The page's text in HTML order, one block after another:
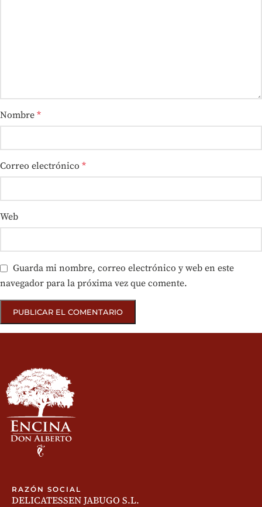
Nombre *
Correo electrónico *
Web
Guarda mi nombre, correo electrónico y web en este
navegador para la próxima vez que comente.
RAZÓN SOCIAL
DELICATESSEN JABUGO S.L.